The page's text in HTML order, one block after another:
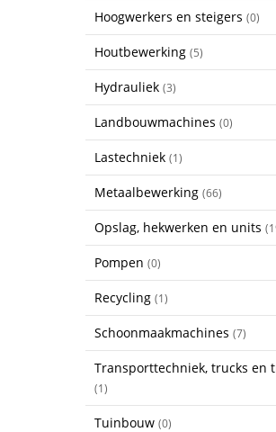
Hoogwerkers en steigers (0)
Houtbewerking (5)
Hydrauliek (3)
Landbouwmachines (0)
Lastechniek (1)
Metaalbewerking (66)
Opslag, hekwerken en units
Pompen (0)
Recycling (1)
Schoonmaakmachines (7)
Transporttechniek, trucks en
(1)
Tuinbouw (0)